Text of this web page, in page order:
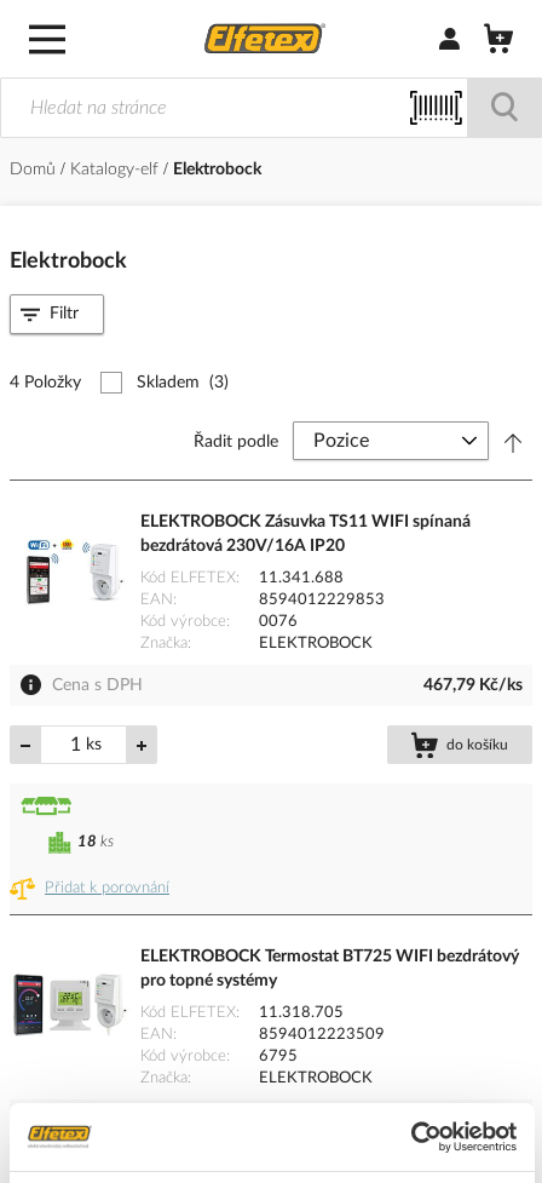
Přihlásit/
Domů Katalogy-elf Elektrobock
Elektrobock
4 Položky Skladem (3)
Řadit podle
ELEKTROBOCK Zásuvka TS11 WIFI spínaná
bezdrátová 230V/16A IP20
Kód ELFETEX
11.341.688
EAN
8594012229853
Kód výrobce
0076
Značka
ELEKTROBOCK
Cena s DPH 467,79 Kč/ks
ks do košíku
Přidat k porovnání
18 ks
ELEKTROBOCK Termostat BT725 WIFI bezdrátový
pro topné systémy
Kód ELFETEX
11.318.705
EAN
8594012223509
Kód výrobce
6795
Značka
ELEKTROBOCK
3 481,59 Kč/ks
Filtr